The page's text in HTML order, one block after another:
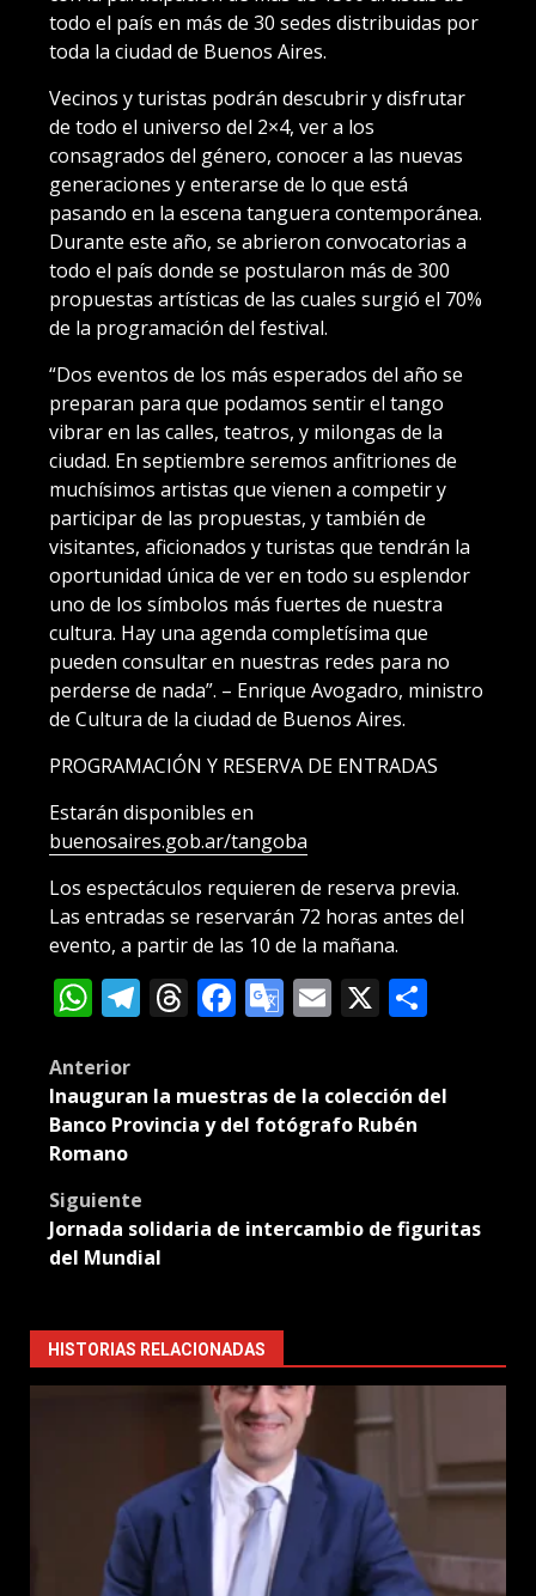
todo el país en más de 30 sedes distribuidas por
toda la ciudad de Buenos Aires.
Vecinos y turistas podrán descubrir y disfrutar
de todo el universo del 2×4, ver a los
consagrados del género, conocer a las nuevas
generaciones y enterarse de lo que está
pasando en la escena tanguera contemporánea.
Durante este año, se abrieron convocatorias a
todo el país donde se postularon más de 300
propuestas artísticas de las cuales surgió el 70%
de la programación del festival.
“Dos eventos de los más esperados del año se
preparan para que podamos sentir el tango
vibrar en las calles, teatros, y milongas de la
ciudad. En septiembre seremos anfitriones de
muchísimos artistas que vienen a competir y
participar de las propuestas, y también de
visitantes, aficionados y turistas que tendrán la
oportunidad única de ver en todo su esplendor
uno de los símbolos más fuertes de nuestra
cultura. Hay una agenda completísima que
pueden consultar en nuestras redes para no
perderse de nada”. – Enrique Avogadro, ministro
de Cultura de la ciudad de Buenos Aires.
PROGRAMACIÓN Y RESERVA DE ENTRADAS
Estarán disponibles en
buenosaires.gob.ar/tangoba
Los espectáculos requieren de reserva previa.
Las entradas se reservarán 72 horas antes del
evento, a partir de las 10 de la mañana.
WhatsApp
Telegram
Threads
Facebook
Google
Email
X
Post
navigation
Anterior
Inauguran la muestras de la colección del
Banco Provincia y del fotógrafo Rubén
Romano
Siguiente
Jornada solidaria de intercambio de figuritas
del Mundial
HISTORIAS RELACIONADAS